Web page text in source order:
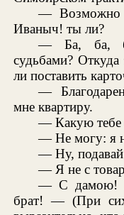
—
Иваныч! ты ли?
— Ба, ба,
судьбами?
ли поставить
—
мне квартиру.
— Какую тебе
— Не могу: я
— Ну,
— Я не с
— С дамою!
брат! — (При сих